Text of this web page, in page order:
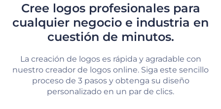
Cree logos profesionales para
cualquier negocio e industria en
cuestión de minutos.
La creación de logos es rápida y agradable con
nuestro creador de logos online. Siga este sencillo
proceso de 3 pasos y obtenga su diseño
personalizado en un par de clics.